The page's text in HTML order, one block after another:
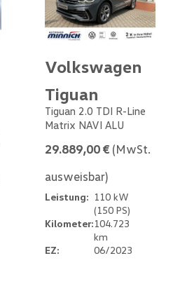
Volkswagen
Tiguan
Tiguan 2.0 TDI R-Line
Matrix NAVI ALU
29.889,00 € (MwSt.
ausweisbar)
Leistung: 110 kW
(150 PS)
Kilometer:104.723
km
EZ:
06/2023